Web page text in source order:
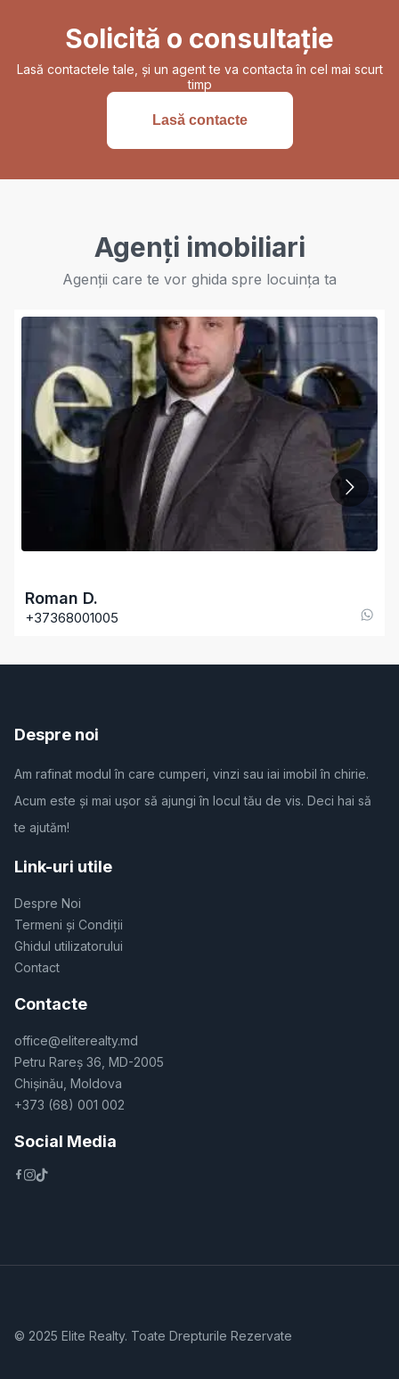
Solicită o consultație
Lasă contactele tale, și un agent te va contacta în cel mai scurt
timp
Lasă contacte
Agenți imobiliari
Agenții care te vor ghida spre locuința ta
Roman D.
+37368001005
Despre noi
Am rafinat modul în care cumperi, vinzi sau iai imobil în chirie.
Acum este și mai ușor să ajungi în locul tău de vis. Deci hai să
te ajutăm!
Link-uri utile
Despre Noi
Termeni și Condiții
Ghidul utilizatorului
Contact
Contacte
office@eliterealty.md
Petru Rareș 36, MD-2005
Chișinău, Moldova
+373 (68) 001 002
Social Media
© 2025 Elite Realty. Toate Drepturile Rezervate